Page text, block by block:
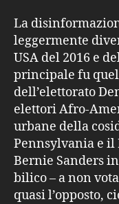
La
leggermente
USA del 2016 e
principale fu
dell’elettorato
elettori Afro-
urbane della
Pennsylvania e
Bernie Sanders
bilico – a non
quasi l’opposto,